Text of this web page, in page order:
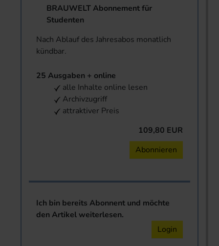
BRAUWELT Abonnement für
Studenten
Nach Ablauf des Jahresabos monatlich
kündbar.
25 Ausgaben + online
alle Inhalte online lesen
Archivzugriff
attraktiver Preis
109,80 EUR
Abonnieren
Ich bin bereits Abonnent und möchte
den Artikel weiterlesen.
Login